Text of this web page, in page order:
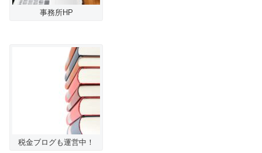
事務所HP
税金ブログも運営中！